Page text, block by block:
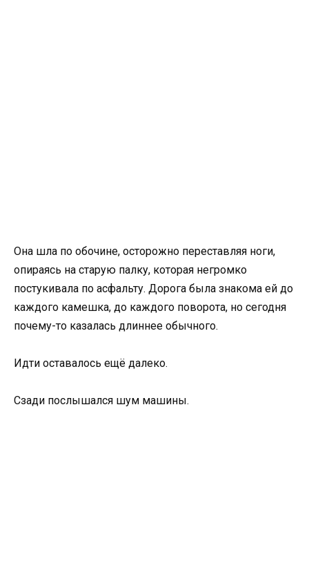
Она шла по обочине, осторожно переставляя ноги,
опираясь на старую палку, которая негромко
постукивала по асфальту. Дорога была знакома ей до
каждого камешка, до каждого поворота, но сегодня
почему-то казалась длиннее обычного.
Идти оставалось ещё далеко.
Сзади послышался шум машины.